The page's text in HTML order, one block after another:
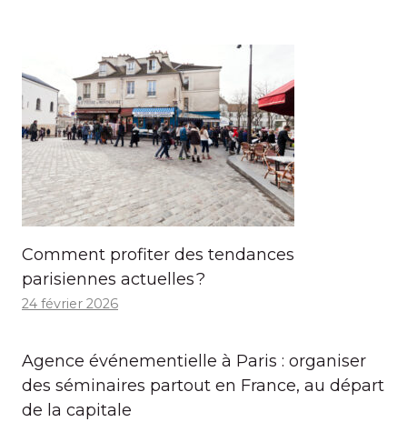
Comment profiter des tendances
parisiennes actuelles ?
24 février 2026
Agence événementielle à Paris : organiser
des séminaires partout en France, au départ
de la capitale